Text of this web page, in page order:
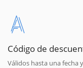
Código de
Válidos hasta una fecha